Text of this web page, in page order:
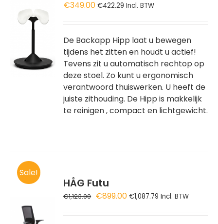
€349.00 €422.29 Incl. BTW
De Backapp Hipp laat u bewegen
tijdens het zitten en houdt u actief!
Tevens zit u automatisch rechtop op
deze stoel. Zo kunt u ergonomisch
verantwoord thuiswerken. U heeft de
juiste zithouding. De Hipp is makkelijk
te reinigen , compact en lichtgewicht.
Sale!
HÅG Futu
€1,123.00 Oorspronkelijke
€899.00Huidige
€1,087.79 Incl. BTW